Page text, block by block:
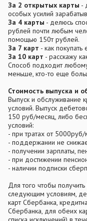
За 2 открытых карты -
особых усилий
За 4 карты - делюсь
рублей почти любым
помощью 150т рублей.
За 7 карт - как
За 10 карт - расскажу
Способ подходит
меньше, кто-то еще
Стоимость выпуска и
Выпуск и обслуживание
условий. Выпуск
150 руб/месяц, либо
условий:
- при тратах от 5000руб/
- поддержании не
- получении зарплаты,
- при достижении
- наличии подписки
Для того чтобы
следующим условиям,
карт Сбербанка,
Сбербанка, для обеих